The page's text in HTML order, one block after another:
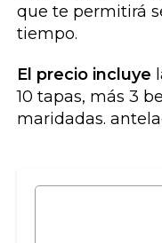
que te permitirá
tiempo.
El precio incluye
10 tapas, más 3
maridadas.